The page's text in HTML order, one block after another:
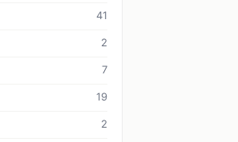
41
2
7
19
2